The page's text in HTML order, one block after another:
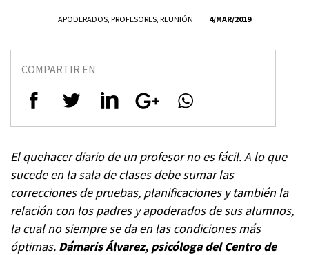
APODERADOS PROFESORES REUNIÓN 4/MAR/2019
COMPARTIR EN
El quehacer diario de un profesor no es fácil. A lo que
sucede en la sala de clases debe sumar las
correcciones de pruebas, planificaciones y también la
relación con los padres y apoderados de sus alumnos,
la cual no siempre se da en las condiciones más
óptimas. Dámaris Álvarez, psicóloga del Centro de